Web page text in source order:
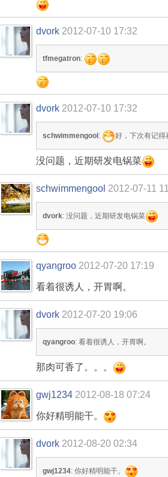
dvork 2012-07-10 17:32
tfmegatron:
dvork 2012-07-10 17:32
schwimmengool : 好，下次有记得
没问题，近期研发电锅菜
schwimmengool 2012-07-11
dvork: 没问题，近期研发电锅菜
qyangroo 2012-07-20 17:19
看着很诱人，开胃啊。
dvork 2012-07-20 19:06
qyangroo: 看着很诱人，开胃啊。
那肉可香了。。。
gwj1234 2012-08-18 07:24
你好精明能干。
dvork 2012-08-20 02:34
gwj1234: 你好精明能干。